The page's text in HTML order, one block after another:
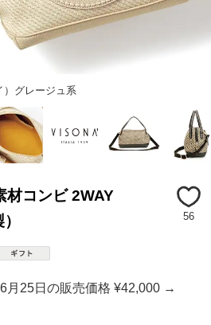
）グレージュ系
材コンビ 2WAY
56
月25日の販売価格 ¥42,000 →